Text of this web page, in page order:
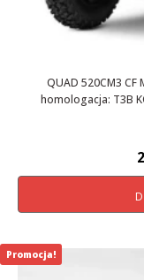
QUAD 520CM3 CF
homologacja: T3B
Promocja!